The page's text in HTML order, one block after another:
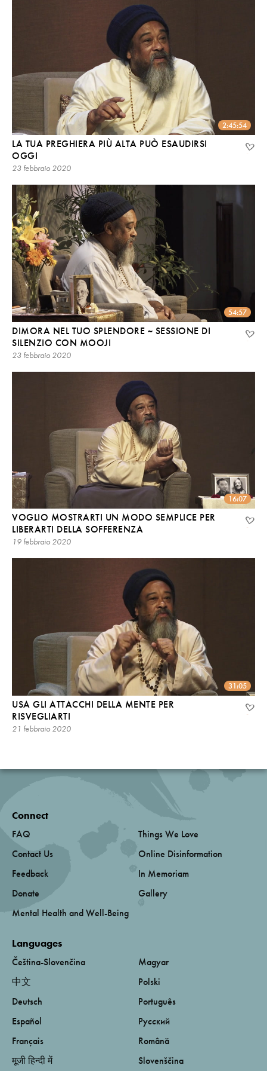
2:45:54
LA TUA PREGHIERA PIÙ ALTA PUÒ ESAUDIRSI
OGGI
23 febbraio 2020
54:57
DIMORA NEL TUO SPLENDORE ~ SESSIONE DI
SILENZIO CON MOOJI
23 febbraio 2020
16:07
VOGLIO MOSTRARTI UN MODO SEMPLICE PER
LIBERARTI DELLA SOFFERENZA
19 febbraio 2020
31:05
USA GLI ATTACCHI DELLA MENTE PER
RISVEGLIARTI
21 febbraio 2020
Connect
FAQ
Contact Us
Feedback
Donate
Mental Health and Well-Being
Things We Love
Online Disinformation
In Memoriam
Gallery
Languages
Čeština-Slovenčina
中文
Deutsch
Español
Français
मूजी हिन्दी में
Magyar
Polski
Português
Русский
Română
Slovenščina